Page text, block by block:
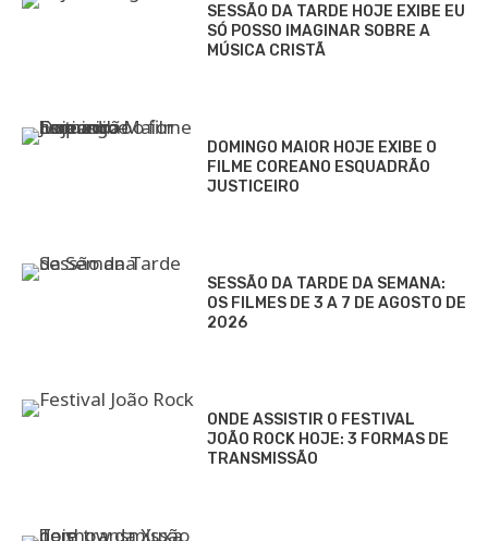
SESSÃO DA TARDE HOJE EXIBE EU
SÓ POSSO IMAGINAR SOBRE A
MÚSICA CRISTÃ
DOMINGO MAIOR HOJE EXIBE O
FILME COREANO ESQUADRÃO
JUSTICEIRO
SESSÃO DA TARDE DA SEMANA:
OS FILMES DE 3 A 7 DE AGOSTO DE
2026
ONDE ASSISTIR O FESTIVAL
JOÃO ROCK HOJE: 3 FORMAS DE
TRANSMISSÃO